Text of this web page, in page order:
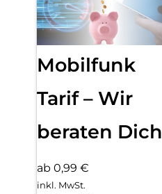
Mobilfunk
Tarif – Wir
beraten Dich
ab 0,99 €
inkl. MwSt.